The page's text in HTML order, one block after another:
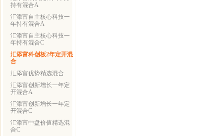
持有混合A
汇添富自主核心科技一
年持有混合A
汇添富自主核心科技一
年持有混合C
汇添富科创板2年定开混
合
汇添富优势精选混合
汇添富创新增长一年定
开混合A
汇添富创新增长一年定
开混合C
汇添富中盘价值精选混
合C